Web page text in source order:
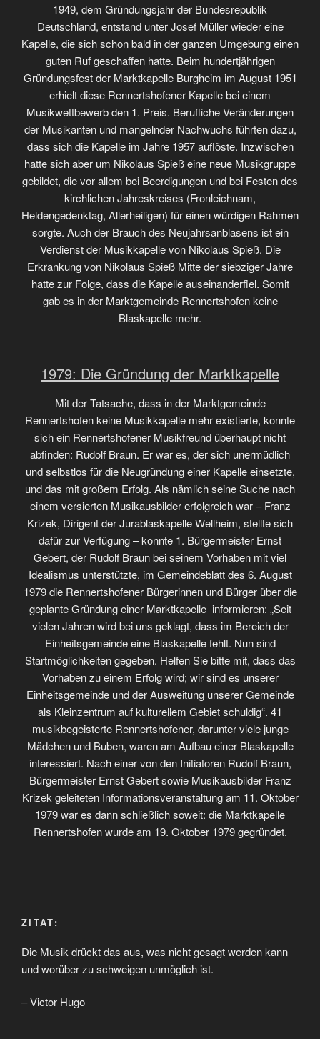
1949, dem Gründungsjahr der Bundesrepublik
Deutschland, entstand unter Josef Müller wieder eine
Kapelle, die sich schon bald in der ganzen Umgebung einen
guten Ruf geschaffen hatte. Beim hundertjährigen
Gründungsfest der Marktkapelle Burgheim im August 1951
erhielt diese Rennertshofener Kapelle bei einem
Musikwettbewerb den 1. Preis. Berufliche Veränderungen
der Musikanten und mangelnder Nachwuchs führten dazu,
dass sich die Kapelle im Jahre 1957 auflöste. Inzwischen
hatte sich aber um Nikolaus Spieß eine neue Musikgruppe
gebildet, die vor allem bei Beerdigungen und bei Festen des
kirchlichen Jahreskreises (Fronleichnam,
Heldengedenktag, Allerheiligen) für einen würdigen Rahmen
sorgte. Auch der Brauch des Neujahrsanblasens ist ein
Verdienst der Musikkapelle von Nikolaus Spieß. Die
Erkrankung von Nikolaus Spieß Mitte der siebziger Jahre
hatte zur Folge, dass die Kapelle auseinanderfiel. Somit
gab es in der Marktgemeinde Rennertshofen keine
Blaskapelle mehr.
1979: Die Gründung der Marktkapelle
Mit der Tatsache, dass in der Marktgemeinde
Rennertshofen keine Musikkapelle mehr existierte, konnte
sich ein Rennertshofener Musikfreund überhaupt nicht
abfinden: Rudolf Braun. Er war es, der sich unermüdlich
und selbstlos für die Neugründung einer Kapelle einsetzte,
und das mit großem Erfolg. Als nämlich seine Suche nach
einem versierten Musikausbilder erfolgreich war – Franz
Krizek, Dirigent der Jurablaskapelle Wellheim, stellte sich
dafür zur Verfügung – konnte 1. Bürgermeister Ernst
Gebert, der Rudolf Braun bei seinem Vorhaben mit viel
Idealismus unterstützte, im Gemeindeblatt des 6. August
1979 die Rennertshofener Bürgerinnen und Bürger über die
geplante Gründung einer Marktkapelle informieren: „Seit
vielen Jahren wird bei uns geklagt, dass im Bereich der
Einheitsgemeinde eine Blaskapelle fehlt. Nun sind
Startmöglichkeiten gegeben. Helfen Sie bitte mit, dass das
Vorhaben zu einem Erfolg wird; wir sind es unserer
Einheitsgemeinde und der Ausweitung unserer Gemeinde
als Kleinzentrum auf kulturellem Gebiet schuldig“. 41
musikbegeisterte Rennertshofener, darunter viele junge
Mädchen und Buben, waren am Aufbau einer Blaskapelle
interessiert. Nach einer von den Initiatoren Rudolf Braun,
Bürgermeister Ernst Gebert sowie Musikausbilder Franz
Krizek geleiteten Informationsveranstaltung am 11. Oktober
1979 war es dann schließlich soweit: die Marktkapelle
Rennertshofen wurde am 19. Oktober 1979 gegründet.
ZITAT:
Die Musik drückt das aus, was nicht gesagt werden kann
und worüber zu schweigen unmöglich ist.
– Victor Hugo